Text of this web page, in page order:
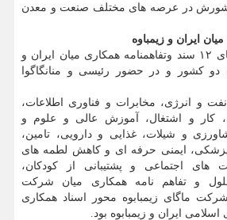
کشورش در عرصه های مختلف صنعت و معدن
پس از آن مراسم امضای ۱۲ سند وتفاهمنامه همکاری میان ایران و
دو کشور و در حضور رئیسی و منانگاگوا
و انرژی، مخابرات و فناوری اطلاعات،
کار و اشتغال، آموزش عالی و علوم و
و شیلات، غذایی و دارویی، تامین،
پزشکی، ایمنی حرفه ای و کاهش لطمه های
های اجتماعی و پشتیبانی از کودکان،
و تفاهم نامه همکاری میان شرکت
ماگای زیمبابوه محور اسناد همکاری
ایران و زیمبابوه بود.